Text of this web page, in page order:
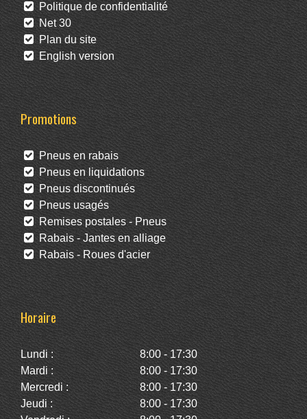
Politique de confidentialité
Net 30
Plan du site
English version
Promotions
Pneus en rabais
Pneus en liquidations
Pneus discontinués
Pneus usagés
Remises postales - Pneus
Rabais - Jantes en alliage
Rabais - Roues d'acier
Horaire
Lundi :
8:00 - 17:30
Mardi :
8:00 - 17:30
Mercredi :
8:00 - 17:30
Jeudi :
8:00 - 17:30